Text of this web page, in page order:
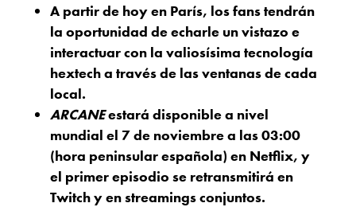
A partir de hoy en París, los fans tendrán
la oportunidad de echarle un vistazo e
interactuar con la valiosísima tecnología
hextech a través de las ventanas de cada
local.
ARCANEestará disponible a nivel
mundial el 7 de noviembre a las 03:00
(hora peninsular española) en Netflix, y
el primer episodio se retransmitirá en
Twitch y en streamings conjuntos.